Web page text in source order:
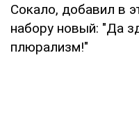
Сокало, добавил в
набору новый: "Да
плюрализм!"